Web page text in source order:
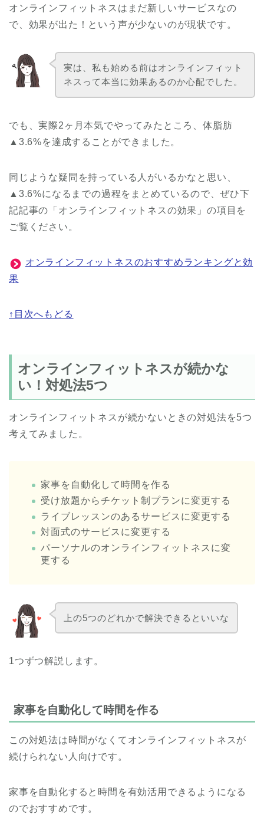
オンラインフィットネスはまだ新しいサービスなの
で、効果が出た！という声が少ないのが現状です。
実は、私も始める前はオンラインフィット
ネスって本当に効果あるのか心配でした。
でも、実際2ヶ月本気でやってみたところ、体脂肪
▲3.6%を達成することができました。
同じような疑問を持っている人がいるかなと思い、
▲3.6%になるまでの過程をまとめているので、ぜひ下
記記事の「オンラインフィットネスの効果」の項目を
ご覧ください。
オンラインフィットネスのおすすめランキングと効
果
↑目次へもどる
オンラインフィットネスが続かな
い！対処法5つ
オンラインフィットネスが続かないときの対処法を5つ
考えてみました。
家事を自動化して時間を作る
受け放題からチケット制プランに変更する
ライブレッスンのあるサービスに変更する
対面式のサービスに変更する
パーソナルのオンラインフィットネスに変
更する
上の5つのどれかで解決できるといいな
1つずつ解説します。
家事を自動化して時間を作る
この対処法は時間がなくてオンラインフィットネスが
続けられない人向けです。
家事を自動化すると時間を有効活用できるようになる
のでおすすめです。